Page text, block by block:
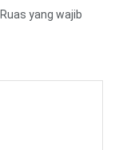
Ruas yang wajib